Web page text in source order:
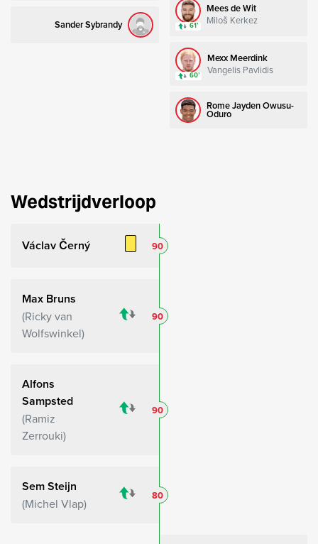
Sander Sybrandy
Mees de Wit
Miloš Kerkez
61’
Mexx Meerdink
Vangelis Pavlidis
60’
Rome Jayden Owusu-
Oduro
Wedstrijdverloop
Václav Černý 90
Max Bruns
Ricky van
Wolfswinkel
90
Alfons
Sampsted
Ramiz
Zerrouki
90
Sem Steijn
Michel Vlap
80